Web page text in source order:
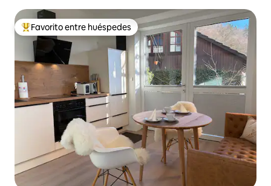
De los mejores en Favorito entre huéspedes
Favorito entre huéspedes